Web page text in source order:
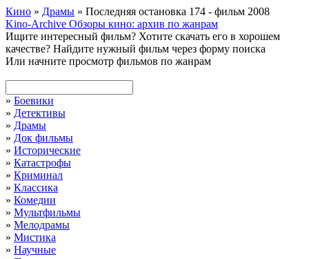
Кино » Драмы » Последняя остановка 174 - фильм 2008
Kino-Archive Обзоры кино: архив по жанрам
Ищите интересный фильм? Хотите скачать его в хорошем
качестве? Найдите нужный фильм через форму поиска
Или начните просмотр фильмов по жанрам
» Боевики
» Детективы
» Драмы
» Док фильмы
» Исторические
» Катастрофы
» Криминал
» Классика
» Комедии
» Мультфильмы
» Мелодрамы
» Мистика
» Научные